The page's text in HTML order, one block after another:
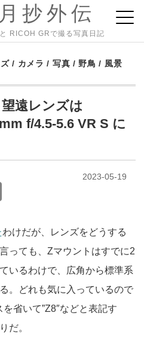
抄外伝
RICOH GRで撮る写真日記
/ カメラ / 写真 / 野鳥 / 風景
遠レンズは
f/4.5-5.6 VR S に
2023-05-19
st
o
d
o
n
わけだが、レンズをどうする
っても、Zマウントはすでに2
いるわけで、広角から標準系
。どれも気に入っているので
省いて”Z8″などと表記す
だ。